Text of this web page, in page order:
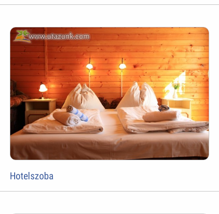
Hotelszoba